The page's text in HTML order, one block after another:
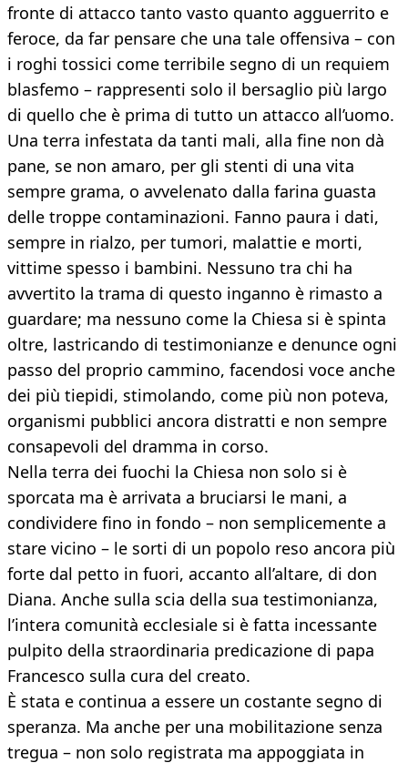
fronte di attacco tanto vasto quanto agguerrito e
feroce, da far pensare che una tale offensiva – con
i roghi tossici come terribile segno di un requiem
blasfemo – rappresenti solo il bersaglio più largo
di quello che è prima di tutto un attacco all’uomo.
Una terra infestata da tanti mali, alla fine non dà
pane, se non amaro, per gli stenti di una vita
sempre grama, o avvelenato dalla farina guasta
delle troppe contaminazioni. Fanno paura i dati,
sempre in rialzo, per tumori, malattie e morti,
vittime spesso i bambini. Nessuno tra chi ha
avvertito la trama di questo inganno è rimasto a
guardare; ma nessuno come la Chiesa si è spinta
oltre, lastricando di testimonianze e denunce ogni
passo del proprio cammino, facendosi voce anche
dei più tiepidi, stimolando, come più non poteva,
organismi pubblici ancora distratti e non sempre
consapevoli del dramma in corso.
Nella terra dei fuochi la Chiesa non solo si è
sporcata ma è arrivata a bruciarsi le mani, a
condividere fino in fondo – non semplicemente a
stare vicino – le sorti di un popolo reso ancora più
forte dal petto in fuori, accanto all’altare, di don
Diana. Anche sulla scia della sua testimonianza,
l’intera comunità ecclesiale si è fatta incessante
pulpito della straordinaria predicazione di papa
Francesco sulla cura del creato.
È stata e continua a essere un costante segno di
speranza. Ma anche per una mobilitazione senza
tregua – non solo registrata ma appoggiata in